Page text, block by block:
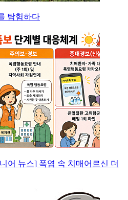
탐험하다
어 뉴스] 폭염 속 치매어르신 더